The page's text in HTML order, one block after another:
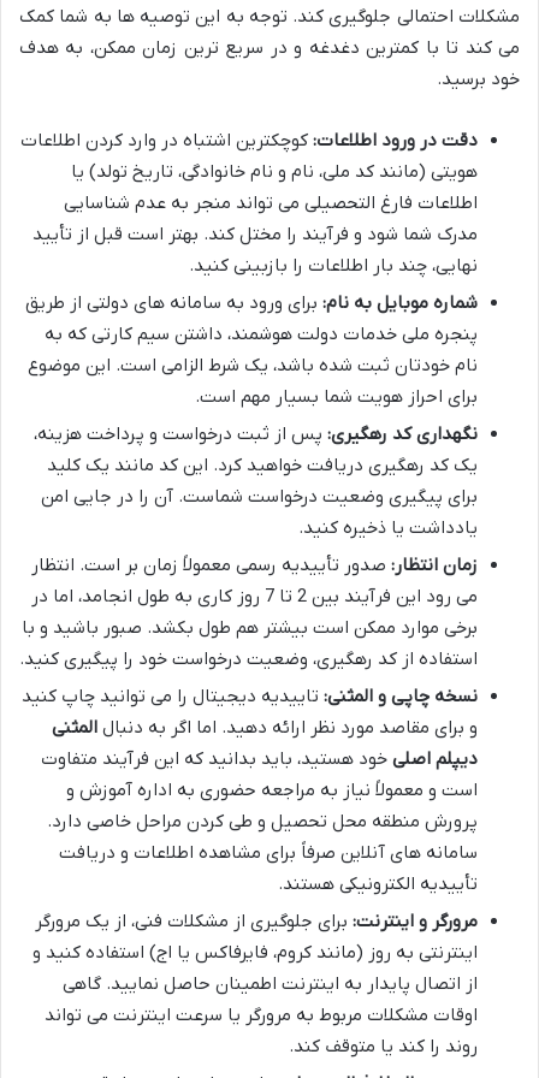
مشکلات احتمالی جلوگیری کند. توجه به این توصیه ها به شما کمک
می کند تا با کمترین دغدغه و در سریع ترین زمان ممکن، به هدف
خود برسید.
دقت در ورود اطلاعات: کوچکترین اشتباه در وارد کردن اطلاعات
هویتی (مانند کد ملی، نام و نام خانوادگی، تاریخ تولد) یا
اطلاعات فارغ التحصیلی می تواند منجر به عدم شناسایی
مدرک شما شود و فرآیند را مختل کند. بهتر است قبل از تأیید
نهایی، چند بار اطلاعات را بازبینی کنید.
شماره موبایل به نام: برای ورود به سامانه های دولتی از طریق
پنجره ملی خدمات دولت هوشمند، داشتن سیم کارتی که به
نام خودتان ثبت شده باشد، یک شرط الزامی است. این موضوع
برای احراز هویت شما بسیار مهم است.
نگهداری کد رهگیری: پس از ثبت درخواست و پرداخت هزینه،
یک کد رهگیری دریافت خواهید کرد. این کد مانند یک کلید
برای پیگیری وضعیت درخواست شماست. آن را در جایی امن
یادداشت یا ذخیره کنید.
زمان انتظار: صدور تأییدیه رسمی معمولاً زمان بر است. انتظار
می رود این فرآیند بین 2 تا 7 روز کاری به طول انجامد، اما در
برخی موارد ممکن است بیشتر هم طول بکشد. صبور باشید و با
استفاده از کد رهگیری، وضعیت درخواست خود را پیگیری کنید.
نسخه چاپی و المثنی: تاییدیه دیجیتال را می توانید چاپ کنید
و برای مقاصد مورد نظر ارائه دهید. اما اگر به دنبال المثنی
دیپلم اصلی خود هستید، باید بدانید که این فرآیند متفاوت
است و معمولاً نیاز به مراجعه حضوری به اداره آموزش و
پرورش منطقه محل تحصیل و طی کردن مراحل خاصی دارد.
سامانه های آنلاین صرفاً برای مشاهده اطلاعات و دریافت
تأییدیه الکترونیکی هستند.
مرورگر و اینترنت: برای جلوگیری از مشکلات فنی، از یک مرورگر
اینترنتی به روز (مانند کروم، فایرفاکس یا اج) استفاده کنید و
از اتصال پایدار به اینترنت اطمینان حاصل نمایید. گاهی
اوقات مشکلات مربوط به مرورگر یا سرعت اینترنت می تواند
روند را کند یا متوقف کند.